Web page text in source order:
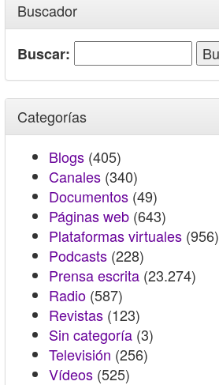
Buscador
Buscar:
Categorías
Blogs (405)
Canales (340)
Documentos (49)
Páginas web (643)
Plataformas virtuales (956)
Podcasts (228)
Prensa escrita (23.274)
Radio (587)
Revistas (123)
Sin categoría (3)
Televisión (256)
Vídeos (525)